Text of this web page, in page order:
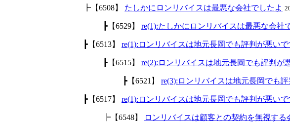
┣【6508】 たしかにロンリバイスは最悪な会社でしたよ
┣【6529】 re(1):たしかにロンリバイスは最悪な会社
┣【6513】 re(1):ロンリバイスは地元長岡でも評判が悪いで
┣【6515】 re(2):ロンリバイスは地元長岡でも評判が
┣【6521】 re(3):ロンリバイスは地元長岡でも
┣【6517】 re(1):ロンリバイスは地元長岡でも評判が悪いで
┣【6548】 ロンリバイスは顧客との契約を無視する